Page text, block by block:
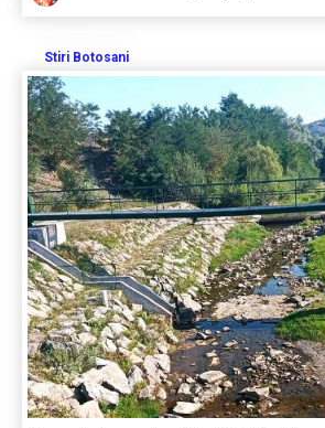
Stiri Botosani